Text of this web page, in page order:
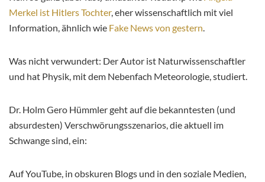
Merkel ist Hitlers Tochter, eher wissenschaftlich mit viel
Information, ähnlich wie Fake News von gestern.
Was nicht verwundert: Der Autor ist Naturwissenschaftler
und hat Physik, mit dem Nebenfach Meteorologie, studiert.
Dr. Holm Gero Hümmlergeht auf die bekanntesten (und
absurdesten) Verschwörungsszenarios, die aktuell im
Schwange sind, ein:
Auf YouTube, in obskuren Blogs und in den soziale Medien,